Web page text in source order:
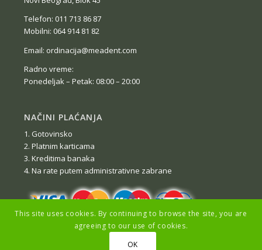
Telefon: 011 713 86 87
Mobilni: 064 914 81 82
Email: ordinacija@meadent.com
Radno vreme:
Ponedeljak – Petak: 08:00 – 20:00
NAČINI PLAĆANJA
1. Gotovinsko
2. Platnim karticama
3. Kreditima banaka
4. Na rate putem administrativne zabrane
This site uses cookies. By continuing to browse the site, you are
agreeing to our use of cookies.
OK